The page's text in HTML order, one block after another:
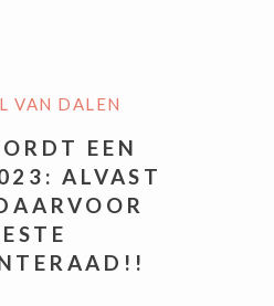
VAN DALEN
EEN
ALVAST